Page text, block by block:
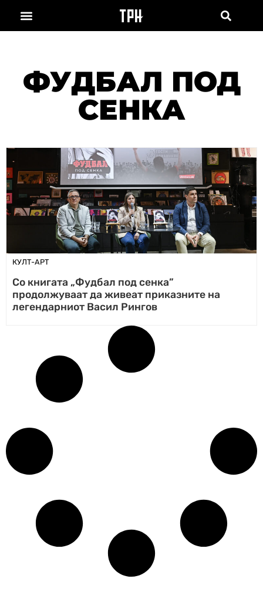
ФУДБАЛ ПОД
СЕНКА
КУЛТ-АРТ
Со книгата „Фудбал под сенка”
продолжуваат да живеат приказните на
легендарниот Васил Рингов